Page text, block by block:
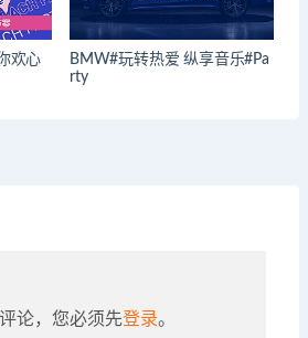
欢心
BMW#玩转热爱 纵享音乐#Pa
rty
论，您必须先登录。